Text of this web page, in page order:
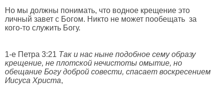
Но мы должны понимать, что водное крещение это
личный завет с Богом. Никто не может пообещать за
кого-то служить Богу.
1-e Петра 3:21 Так и нас ныне подобное сему образу
крещение, не плотской нечистоты омытие, но
обещание Богу доброй совести, спасает воскресением
Иисуса Христа,